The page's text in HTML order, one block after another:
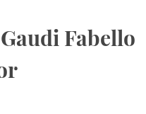
Fabello